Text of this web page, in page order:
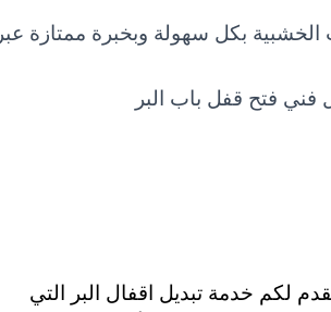
بكل سهولة وبخبرة ممتازة عبر
فني فتح قفل باب البر
لكم خدمة تبديل اقفال البر التي